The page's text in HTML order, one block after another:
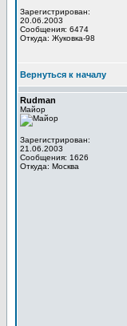
Зарегистрирован:
20.06.2003
Сообщения: 6474
Откуда: Жуковка-98
Вернуться к началу
Rudman
Майор
Зарегистрирован:
21.06.2003
Сообщения: 1626
Откуда: Москва